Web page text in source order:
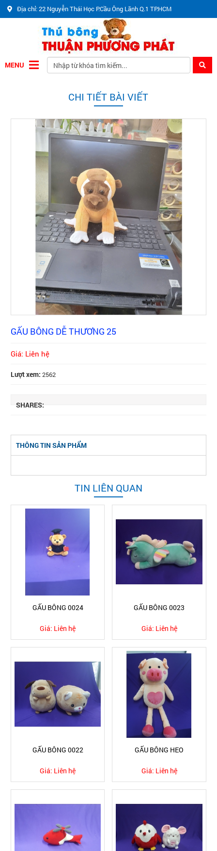
Địa chỉ: 22 Nguyễn Thái Học P.Cầu Ông Lãnh Q.1 TP.HCM
MENU
CHI TIẾT BÀI VIẾT
GẤU BÔNG DỄ THƯƠNG 25
Giá: Liên hệ
Lượt xem: 2562
SHARES:
THÔNG TIN SẢN PHẨM
TIN LIÊN QUAN
GẤU BÔNG 0024
Giá: Liên hệ
GẤU BÔNG 0023
Giá: Liên hệ
GẤU BÔNG 0022
Giá: Liên hệ
GẤU BÔNG HEO
Giá: Liên hệ